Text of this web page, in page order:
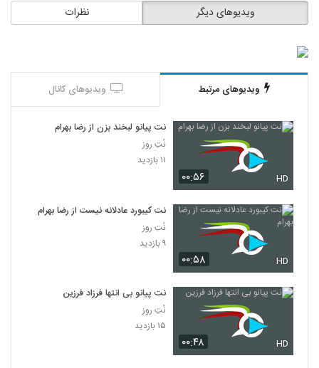
نظرات ویدیوهای دیگر
ویدیوهای مرتبط ویدیوهای کانال
۰۰:۵۶ HD
نت پیانو لبخند بزن از رضا بهرام
نُتِ روز
۱۱ بازدید
۰۰:۵۸ HD
نت کیبورد عادلانه نیست از رضا بهرام
نُتِ روز
۹ بازدید
۰۰:۴۸ HD
نت پیانو بی انتها فرزاد فرزین
نُتِ روز
۱۵ بازدید